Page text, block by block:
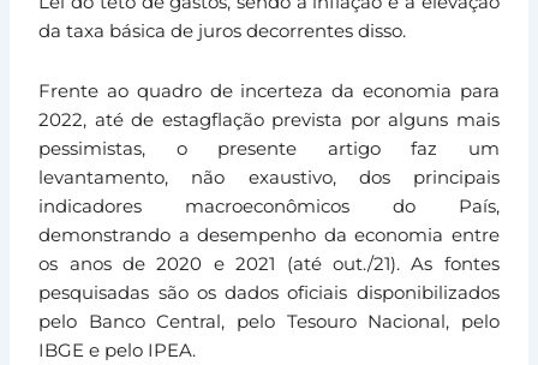
da taxa básica de juros decorrentes disso.
Frente ao quadro de incerteza da economia para
2022, até de estagflação prevista por alguns mais
pessimistas, o presente artigo faz um
levantamento, não exaustivo, dos principais
indicadores macroeconômicos do País,
demonstrando a desempenho da economia entre
os anos de 2020 e 2021 (até out./21). As fontes
pesquisadas são os dados oficiais disponibilizados
pelo Banco Central, pelo Tesouro Nacional, pelo
IBGE e pelo IPEA.